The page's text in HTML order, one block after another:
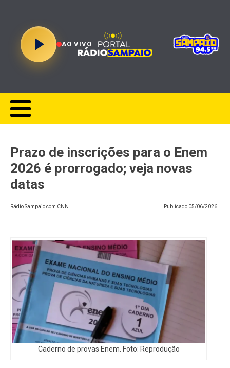
AO VIVO
Prazo de inscrições para o Enem
2026 é prorrogado; veja novas
datas
Rádio Sampaio com CNN Publicado 05/06/2026
Caderno de provas Enem. Foto: Reprodução